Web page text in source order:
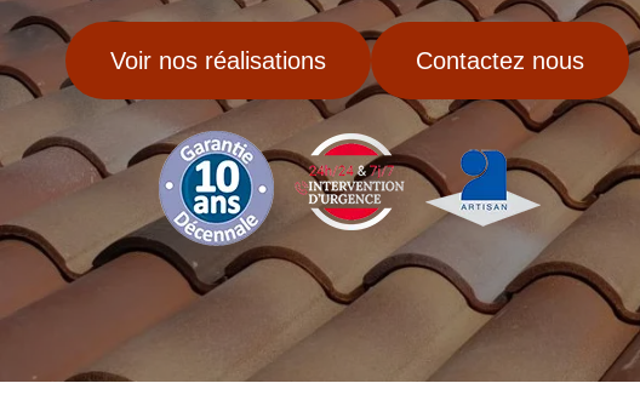
Voir nos réalisations Contactez nous